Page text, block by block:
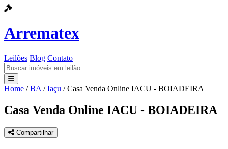
Arrematex
Leilões Blog Contato
Leilões
Blog
Contato
Home / BA / Iaçu / Casa Venda Online IACU - BOIADEIRA
Casa Venda Online IACU - BOIADEIRA
Compartilhar